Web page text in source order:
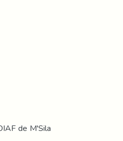
de M'Sila